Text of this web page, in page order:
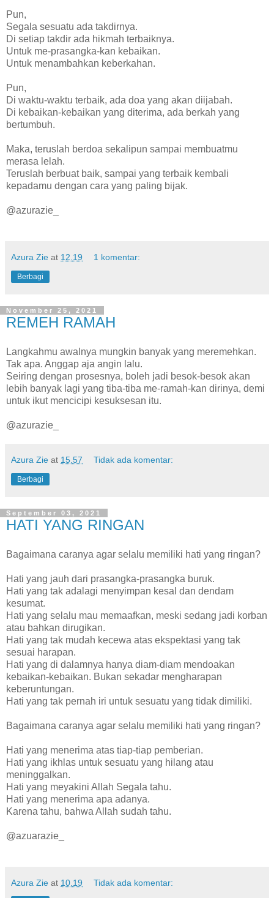
Pun,
Segala sesuatu ada takdirnya.
Di setiap takdir ada hikmah terbaiknya.
Untuk me-prasangka-kan kebaikan.
Untuk menambahkan keberkahan.
Pun,
Di waktu-waktu terbaik, ada doa yang akan diijabah.
Di kebaikan-kebaikan yang diterima, ada berkah yang
bertumbuh.
Maka, teruslah berdoa sekalipun sampai membuatmu
merasa lelah.
Teruslah berbuat baik, sampai yang terbaik kembali
kepadamu dengan cara yang paling bijak.
@azurazie_
Azura Zie at 12.19 1 komentar:
Berbagi
November 25, 2021
REMEH RAMAH
Langkahmu awalnya mungkin banyak yang meremehkan.
Tak apa. Anggap aja angin lalu.
Seiring dengan prosesnya, boleh jadi besok-besok akan
lebih banyak lagi yang tiba-tiba me-ramah-kan dirinya, demi
untuk ikut mencicipi kesuksesan itu.
@azurazie_
Azura Zie at 15.57 Tidak ada komentar:
Berbagi
September 03, 2021
HATI YANG RINGAN
Bagaimana caranya agar selalu memiliki hati yang ringan?
Hati yang jauh dari prasangka-prasangka buruk.
Hati yang tak adalagi menyimpan kesal dan dendam
kesumat.
Hati yang selalu mau memaafkan, meski sedang jadi korban
atau bahkan dirugikan.
Hati yang tak mudah kecewa atas ekspektasi yang tak
sesuai harapan.
Hati yang di dalamnya hanya diam-diam mendoakan
kebaikan-kebaikan. Bukan sekadar mengharapan
keberuntungan.
Hati yang tak pernah iri untuk sesuatu yang tidak dimiliki.
Bagaimana caranya agar selalu memiliki hati yang ringan?
Hati yang menerima atas tiap-tiap pemberian.
Hati yang ikhlas untuk sesuatu yang hilang atau
meninggalkan.
Hati yang meyakini Allah Segala tahu.
Hati yang menerima apa adanya.
Karena tahu, bahwa Allah sudah tahu.
@azuarazie_
Azura Zie at 10.19 Tidak ada komentar: